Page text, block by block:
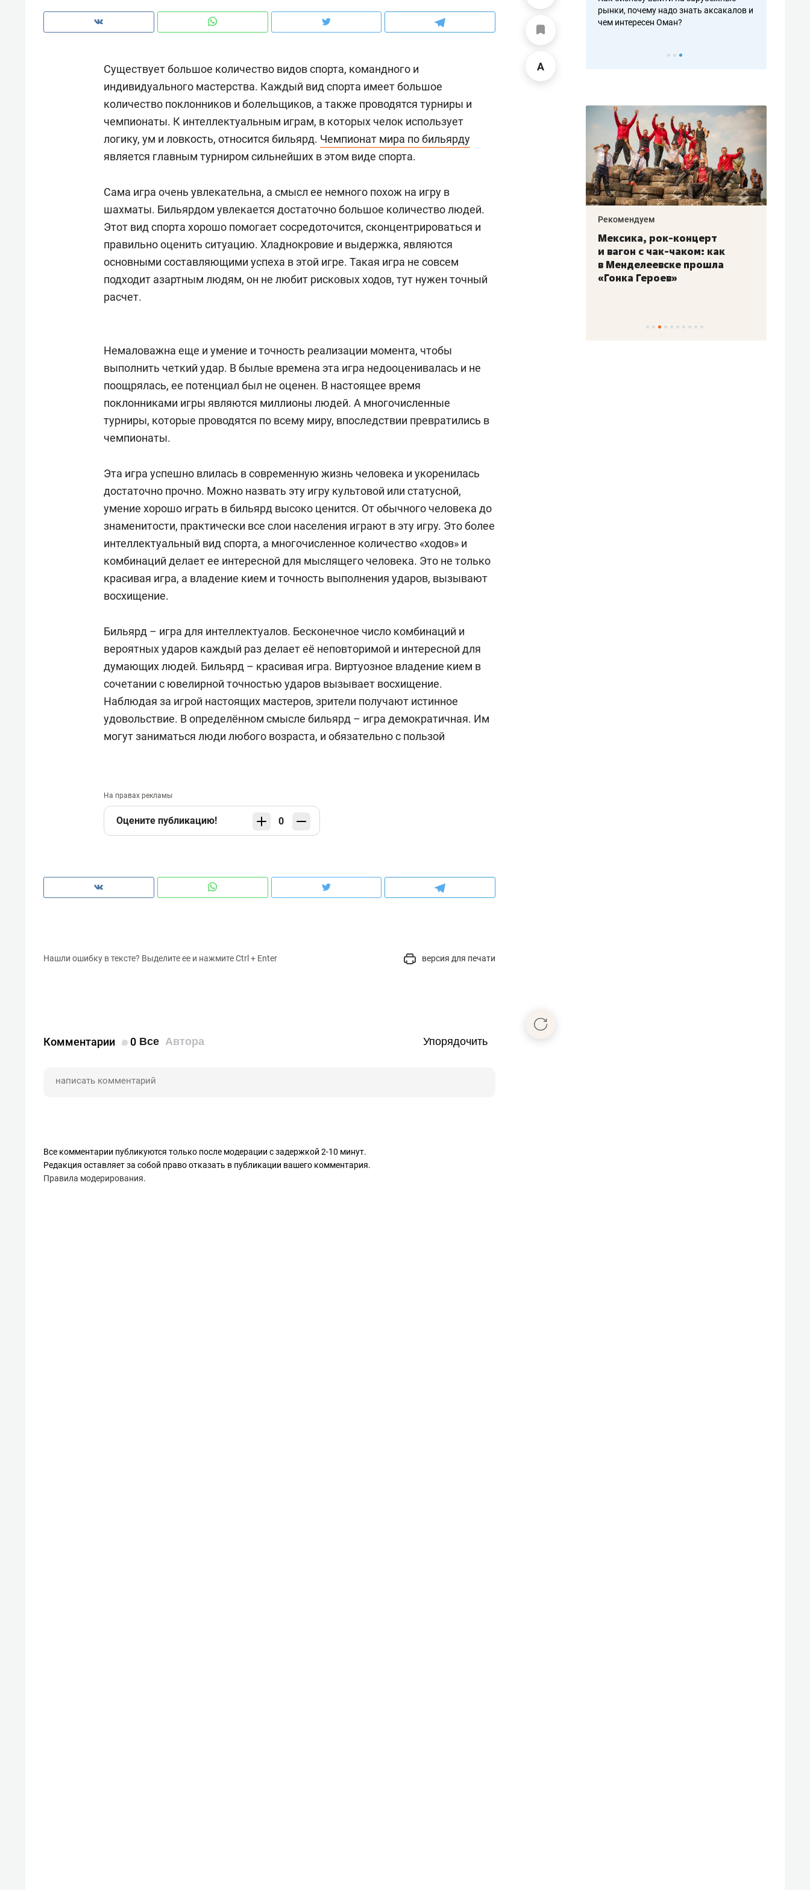
Существует большое количество видов спорта, командного и
индивидуального мастерства. Каждый вид спорта имеет большое
количество поклонников и болельщиков, а также проводятся турниры и
чемпионаты. К интеллектуальным играм, в которых челок использует
логику, ум и ловкость, относится бильярд. Чемпионат мира по бильярду
является главным турниром сильнейших в этом виде спорта.
Сама игра очень увлекательна, а смысл ее немного похож на игру в
шахматы. Бильярдом увлекается достаточно большое количество людей.
Этот вид спорта хорошо помогает сосредоточится, сконцентрироваться и
правильно оценить ситуацию. Хладнокровие и выдержка, являются
основными составляющими успеха в этой игре. Такая игра не совсем
подходит азартным людям, он не любит рисковых ходов, тут нужен точный
расчет.
Немаловажна еще и умение и точность реализации момента, чтобы
выполнить четкий удар. В былые времена эта игра недооценивалась и не
поощрялась, ее потенциал был не оценен. В настоящее время
поклонниками игры являются миллионы людей. А многочисленные
турниры, которые проводятся по всему миру, впоследствии превратились в
чемпионаты.
Эта игра успешно влилась в современную жизнь человека и укоренилась
достаточно прочно. Можно назвать эту игру культовой или статусной,
умение хорошо играть в бильярд высоко ценится. От обычного человека до
знаменитости, практически все слои населения играют в эту игру. Это более
интеллектуальный вид спорта, а многочисленное количество «ходов» и
комбинаций делает ее интересной для мыслящего человека. Это не только
красивая игра, а владение кием и точность выполнения ударов, вызывают
восхищение.
Бильярд – игра для интеллектуалов. Бесконечное число комбинаций и
вероятных ударов каждый раз делает её неповторимой и интересной для
думающих людей. Бильярд – красивая игра. Виртуозное владение кием в
сочетании с ювелирной точностью ударов вызывает восхищение.
Наблюдая за игрой настоящих мастеров, зрители получают истинное
удовольствие. В определённом смысле бильярд – игра демократичная. Им
могут заниматься люди любого возраста, и обязательно с пользой
На правах рекламы
Оцените публикацию! 0
Нашли ошибку в тексте? Выделите ее и нажмите Ctrl + Enter версия для печати
Комментарии 0 Все Автора Упорядочить
Все комментарии публикуются только после модерации с задержкой 2-10 минут.
Редакция оставляет за собой право отказать в публикации вашего комментария.
Правила модерирования.
рынки, почему надо знать аксакалов и
чем интересен Оман?
о трехкратном росте цен, дотошных
клиентах и чудных запросах мастеров
школьной формы о контрафакте,
налогах и развитии без кредитов
рынки, почему надо знать аксакалов и
чем интересен Оман?
создают оазис жилого
комфорта под Казанью
150 камер до квартиры и Face
ID вместо ключа: какой будет
безопасность в ЖК «Нова»
природе, работа
с ментальным и физическим
состоянием как основа
Рекомендуем
Мексика, рок-концерт
и вагон с чак-чаком: как
в Менделеевске прошла
«Гонка Героев»